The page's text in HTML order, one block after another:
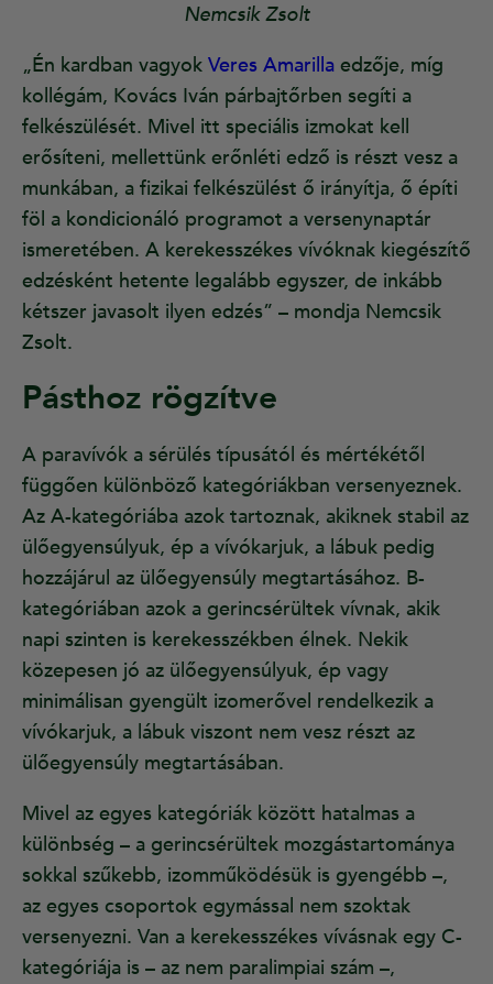
Nemcsik Zsolt
„Én kardban vagyok Veres Amarilla edzője, míg
kollégám, Kovács Iván párbajtőrben segíti a
felkészülését. Mivel itt speciális izmokat kell
erősíteni, mellettünk erőnléti edző is részt vesz a
munkában, a fizikai felkészülést ő irányítja, ő építi
föl a kondicionáló programot a versenynaptár
ismeretében. A kerekesszékes vívóknak kiegészítő
edzésként hetente legalább egyszer, de inkább
kétszer javasolt ilyen edzés” – mondja Nemcsik
Zsolt.
Pásthoz rögzítve
A paravívók a sérülés típusától és mértékétől
függően különböző kategóriákban versenyeznek.
Az A-kategóriába azok tartoznak, akiknek stabil az
ülőegyensúlyuk, ép a vívókarjuk, a lábuk pedig
hozzájárul az ülőegyensúly megtartásához. B-
kategóriában azok a gerincsérültek vívnak, akik
napi szinten is kerekesszékben élnek. Nekik
közepesen jó az ülőegyensúlyuk, ép vagy
minimálisan gyengült izomerővel rendelkezik a
vívókarjuk, a lábuk viszont nem vesz részt az
ülőegyensúly megtartásában.
Mivel az egyes kategóriák között hatalmas a
különbség – a gerincsérültek mozgástartománya
sokkal szűkebb, izomműködésük is gyengébb –,
az egyes csoportok egymással nem szoktak
versenyezni. Van a kerekesszékes vívásnak egy C-
kategóriája is – az nem paralimpiai szám –,